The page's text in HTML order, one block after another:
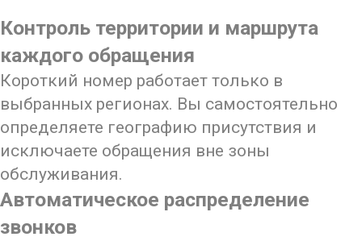
Контроль территории и маршрута
каждого обращения
Короткий номер работает только в
выбранных регионах. Вы самостоятельно
определяете географию присутствия и
исключаете обращения вне зоны
обслуживания.
Автоматическое распределение
звонков